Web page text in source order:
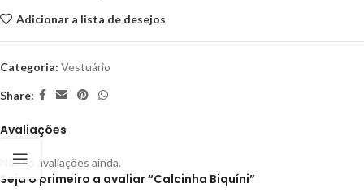
Adicionar a lista de desejos
Categoria: Vestuário
Share:
Avaliações
Não há avaliações ainda.
Seja o primeiro a avaliar “Calcinha Biquíni”